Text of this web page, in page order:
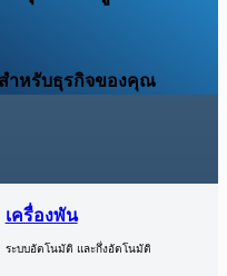
ำหรับธุรกิจของคุณ
เครื่องพัน
ระบบอัตโนมัติ และกึ่งอัตโนมัติ